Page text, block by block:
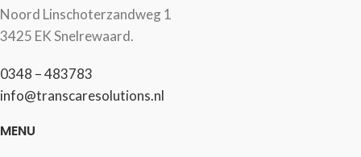
Noord Linschoterzandweg 1
3425 EK Snelrewaard.
0348 – 483783
info@transcaresolutions.nl
MENU